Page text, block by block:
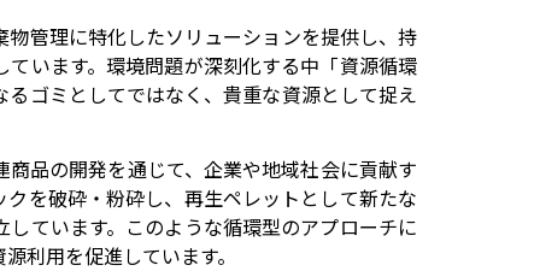
管理に特化したソリューションを提供し、持
います。環境問題が深刻化する中「資源循環
ゴミとしてではなく、貴重な資源として捉え
品の開発を通じて、企業や地域社会に貢献す
を破砕・粉砕し、再生ペレットとして新たな
ています。このような循環型のアプローチに
利用を促進しています。